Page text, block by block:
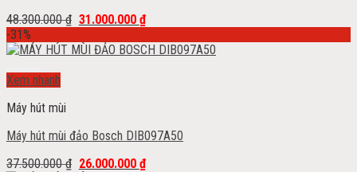
48.300.000₫ 31.000.000 ₫
-31%
Xem nhanh
Máy hút mùi
Máy hút mùi đảo Bosch DIB097A50
37.500.000₫ 26.000.000 ₫